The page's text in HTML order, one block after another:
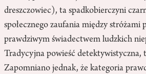
dreszczowiec), ta spadkobierczyni
społecznego zaufania między stróżami
prawdziwym świadectwem ludzkich
Tradycyjna powieść detektywistyczna,
Zapomniano jednak, że kategoria